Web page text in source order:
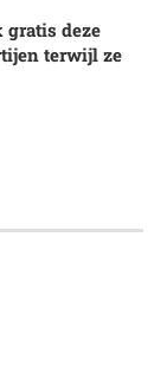
gratis deze
terwijl ze